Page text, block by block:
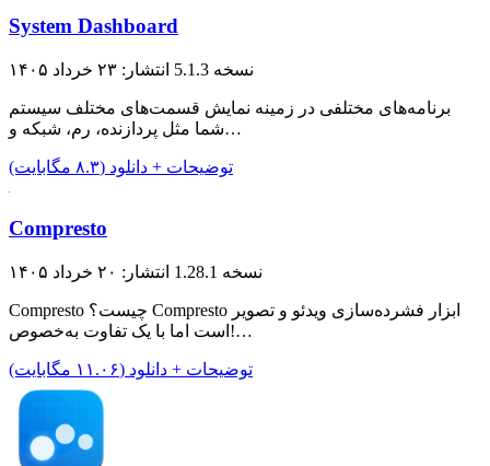
System Dashboard
نسخه 5.1.3 انتشار: ۲۳ خرداد ۱۴۰۵
برنامه‌های مختلفی در زمینه نمایش قسمت‌های مختلف سیستم
شما مثل پردازنده، رم، شبکه و…
توضیحات + دانلود (۸.۳ مگابایت)
Compresto
نسخه 1.28.1 انتشار: ۲۰ خرداد ۱۴۰۵
Compresto چیست؟ Compresto ابزار فشرده‌سازی ویدئو و تصویر
است اما با یک تفاوت به‌خصوص!…
توضیحات + دانلود (۱۱.۰۶ مگابایت)